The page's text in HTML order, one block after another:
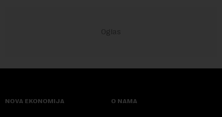
NOVA EKONOMIJA O NAMA